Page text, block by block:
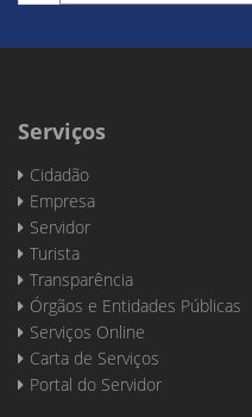
Serviços
Cidadão
Empresa
Servidor
Turista
Transparência
Órgãos e Entidades Públicas
Serviços Online
Carta de Serviços
Portal do Servidor